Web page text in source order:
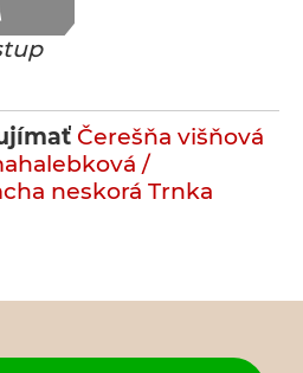
Čerešňa višňová
/
neskorá Trnka